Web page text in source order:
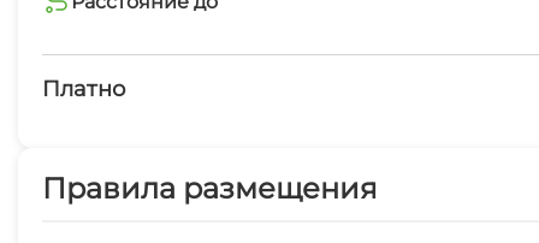
Детский бассейн
магазин
Платно
Холодильник
Правила размещения